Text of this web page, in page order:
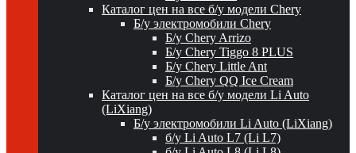
Каталог цен на все б/у модели Chery
Б/у электромобили Chery
Б/у Chery Arrizo
Б/у Chery Tiggo 8 PLUS
Б/у Chery Little Ant
Б/у Chery QQ Ice Cream
Каталог цен на все б/у модели Li Auto
(LiXiang)
Б/у электромобили Li Auto (LiXiang)
б/у Li Auto L7 (Li L7)